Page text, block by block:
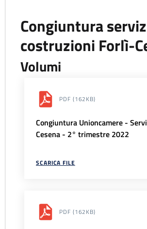
Congiuntura
costruzioni Forlì-
Volumi
PDF (162KB)
Congiuntura Unioncamere -
Cesena - 2° trimestre 2022
SCARICA FILE
PDF (162KB)